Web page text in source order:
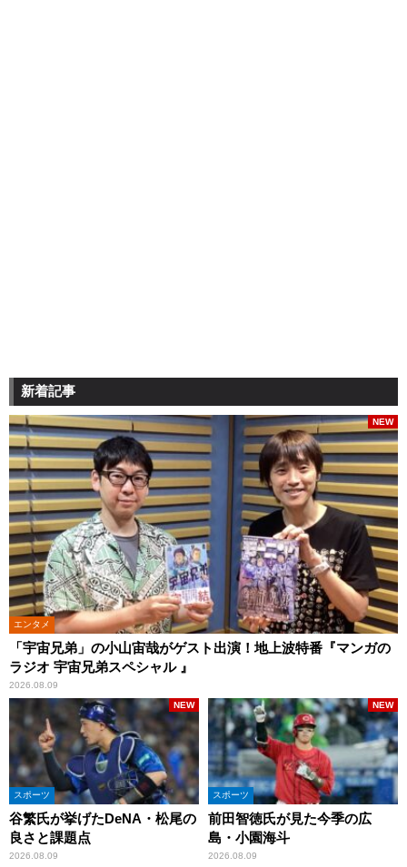
新着記事
エンタメ
「宇宙兄弟」の小山宙哉がゲスト出演！地上波特番『マンガの
ラジオ 宇宙兄弟スペシャル 』
2026.08.09
NEW
スポーツ
谷繁氏が挙げたDeNA・松尾の
良さと課題点
2026.08.09
NEW
スポーツ
前田智徳氏が見た今季の広
島・小園海斗
2026.08.09
NEW